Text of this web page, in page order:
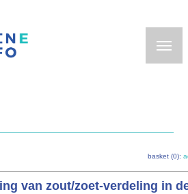
basket (0):
van zout/zoet-verdeling in